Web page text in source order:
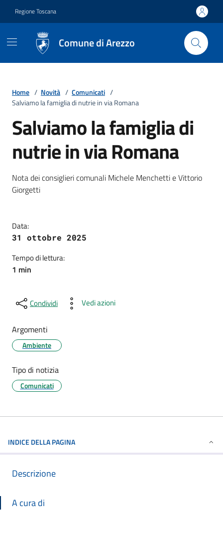
Regione Toscana
Comune di Arezzo
Home / Novità / Comunicati /
Salviamo la famiglia di nutrie in via Romana
Salviamo la famiglia di
nutrie in via Romana
Dettagli della notizia
Nota dei consiglieri comunali Michele Menchetti e Vittorio
Giorgetti
Data:
31 ottobre 2025
Tempo di lettura:
1 min
Condividi Vedi azioni
Argomenti
Ambiente
Tipo di notizia
Comunicati
INDICE DELLA PAGINA
Descrizione
A cura di